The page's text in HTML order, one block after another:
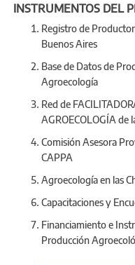
INSTRUMENTOS DEL
Registro de
Buenos Aires
Base de Datos de
Agroecología
Red de
AGROECOLOGÍA de
Comisión Asesora
CAPPA
Agroecología en las
Capacitaciones y
Financiamiento e
Producción